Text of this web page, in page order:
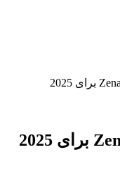
لینوکس مینت 22.3 با اسم Zena برای 2025
لینوکس مینت 22.3 با اسم Zena برای 2025